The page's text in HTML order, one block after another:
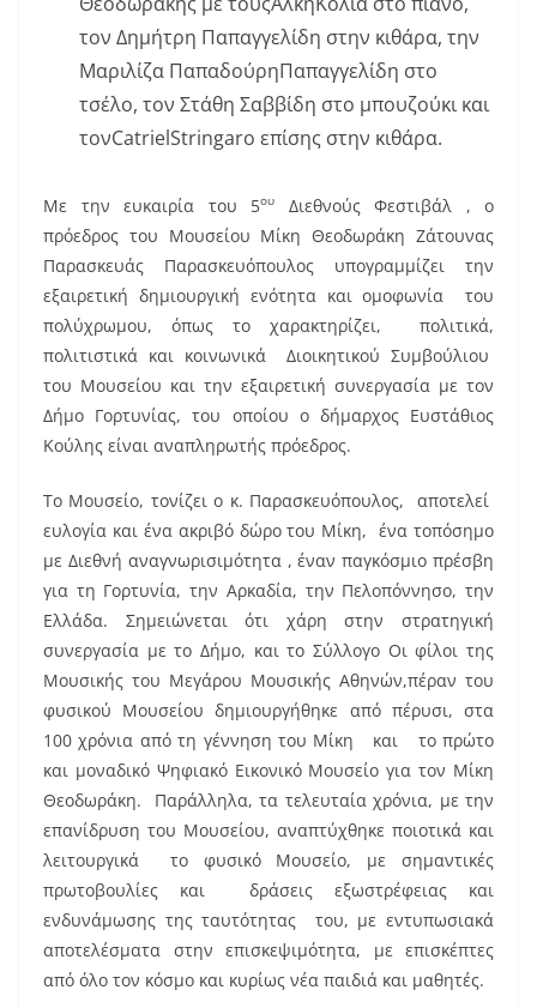
τον Δημήτρη Παπαγγελίδη στην κιθάρα, την
Μαριλίζα ΠαπαδούρηΠαπαγγελίδη στο
τσέλο, τον Στάθη Σαββίδη στο μπουζούκι και
τονCatrielStringaro επίσης στην κιθάρα.
Με την ευκαιρία του 5ου
Διεθνούς Φεστιβάλ , ο
πρόεδρος του Μουσείου Μίκη Θεοδωράκη Ζάτουνας
Παρασκευάς Παρασκευόπουλος υπογραμμίζει την
εξαιρετική δημιουργική ενότητα και ομοφωνία του
πολύχρωμου, όπως το χαρακτηρίζει, πολιτικά,
πολιτιστικά και κοινωνικά Διοικητικού Συμβούλιου
του Μουσείου και την εξαιρετική συνεργασία με τον
Δήμο Γορτυνίας, του οποίου ο δήμαρχος Ευστάθιος
Κούλης είναι αναπληρωτής πρόεδρος.
Το Μουσείο, τονίζει ο κ. Παρασκευόπουλος, αποτελεί
ευλογία και ένα ακριβό δώρο του Μίκη, ένα τοπόσημο
με Διεθνή αναγνωρισιμότητα , έναν παγκόσμιο πρέσβη
για τη Γορτυνία, την Αρκαδία, την Πελοπόννησο, την
Ελλάδα. Σημειώνεται ότι χάρη στην στρατηγική
συνεργασία με το Δήμο, και το Σύλλογο Οι φίλοι της
Μουσικής του Μεγάρου Μουσικής Αθηνών,πέραν του
φυσικού Μουσείου δημιουργήθηκε από πέρυσι, στα
100 χρόνια από τη γέννηση του Μίκη και το πρώτο
και μοναδικό Ψηφιακό Εικονικό Μουσείο για τον Μίκη
Θεοδωράκη. Παράλληλα, τα τελευταία χρόνια, με την
επανίδρυση του Μουσείου, αναπτύχθηκε ποιοτικά και
λειτουργικά το φυσικό Μουσείο, με σημαντικές
πρωτοβουλίες και δράσεις εξωστρέφειας και
ενδυνάμωσης της ταυτότητας του, με εντυπωσιακά
αποτελέσματα στην επισκεψιμότητα, με επισκέπτες
από όλο τον κόσμο και κυρίως νέα παιδιά και μαθητές.